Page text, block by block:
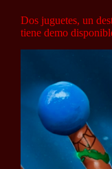
Dos juguetes, un
tiene demo